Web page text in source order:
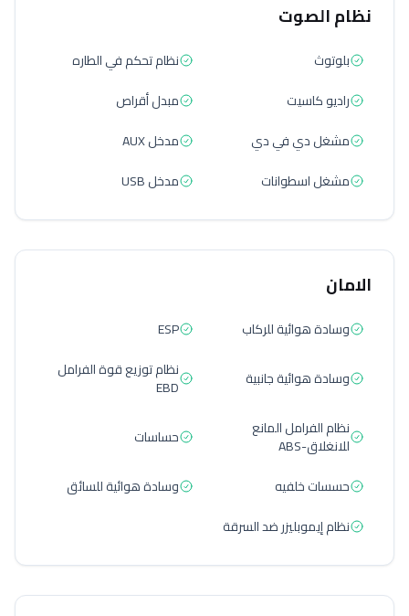
نظام الصوت
بلوتوث
نظام تحكم في الطاره
راديو كاسيت
مبدل أقراص
مشغل دي في دي
مدخل AUX
مشغل اسطوانات
مدخل USB
الامان
وسادة هوائية للركاب ESP
وسادة هوائية جانبية نظام توزيع قوة الفرامل
EBD
نظام الفرامل المانع
للانغلاق-ABS حساسات
حسسات خلفيه
وسادة هوائية للسائق
نظام إيموبليزر ضد السرقة